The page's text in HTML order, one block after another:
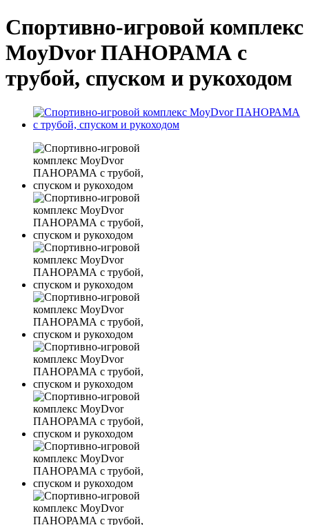
Спортивно-игровой комплекс
MoyDvor ПАНОРАМА с
трубой, спуском и рукоходом